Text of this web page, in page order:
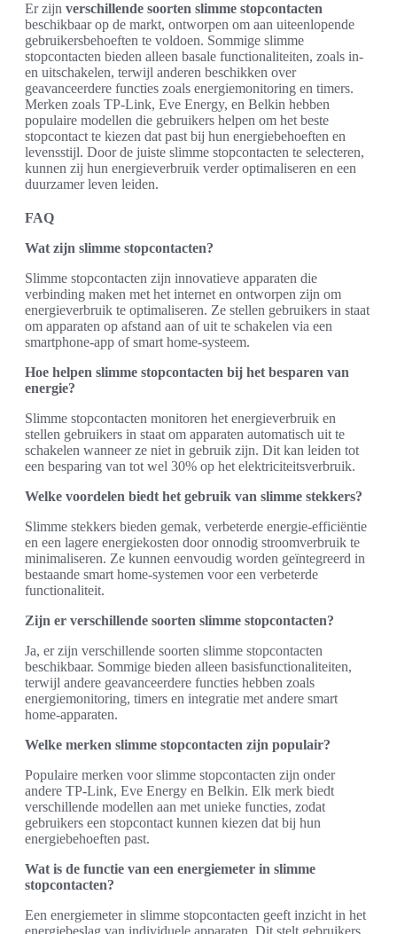
Er zijn verschillende soorten slimme stopcontacten
beschikbaar op de markt, ontworpen om aan uiteenlopende
gebruikersbehoeften te voldoen. Sommige slimme
stopcontacten bieden alleen basale functionaliteiten, zoals in-
en uitschakelen, terwijl anderen beschikken over
geavanceerdere functies zoals energiemonitoring en timers.
Merken zoals TP-Link, Eve Energy, en Belkin hebben
populaire modellen die gebruikers helpen om het beste
stopcontact te kiezen dat past bij hun energiebehoeften en
levensstijl. Door de juiste slimme stopcontacten te selecteren,
kunnen zij hun energieverbruik verder optimaliseren en een
duurzamer leven leiden.
FAQ
Wat zijn slimme stopcontacten?
Slimme stopcontacten zijn innovatieve apparaten die
verbinding maken met het internet en ontworpen zijn om
energieverbruik te optimaliseren. Ze stellen gebruikers in staat
om apparaten op afstand aan of uit te schakelen via een
smartphone-app of smart home-systeem.
Hoe helpen slimme stopcontacten bij het besparen van
energie?
Slimme stopcontacten monitoren het energieverbruik en
stellen gebruikers in staat om apparaten automatisch uit te
schakelen wanneer ze niet in gebruik zijn. Dit kan leiden tot
een besparing van tot wel 30% op het elektriciteitsverbruik.
Welke voordelen biedt het gebruik van slimme stekkers?
Slimme stekkers bieden gemak, verbeterde energie-efficiëntie
en een lagere energiekosten door onnodig stroomverbruik te
minimaliseren. Ze kunnen eenvoudig worden geïntegreerd in
bestaande smart home-systemen voor een verbeterde
functionaliteit.
Zijn er verschillende soorten slimme stopcontacten?
Ja, er zijn verschillende soorten slimme stopcontacten
beschikbaar. Sommige bieden alleen basisfunctionaliteiten,
terwijl andere geavanceerdere functies hebben zoals
energiemonitoring, timers en integratie met andere smart
home-apparaten.
Welke merken slimme stopcontacten zijn populair?
Populaire merken voor slimme stopcontacten zijn onder
andere TP-Link, Eve Energy en Belkin. Elk merk biedt
verschillende modellen aan met unieke functies, zodat
gebruikers een stopcontact kunnen kiezen dat bij hun
energiebehoeften past.
Wat is de functie van een energiemeter in slimme
stopcontacten?
Een energiemeter in slimme stopcontacten geeft inzicht in het
energiebeslag van individuele apparaten. Dit stelt gebruikers